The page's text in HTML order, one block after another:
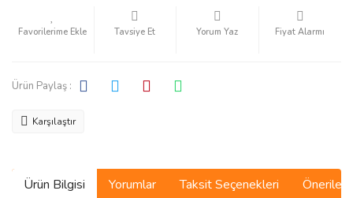
Tavsiye Et Yorum Yaz Fiyat Alarmı
Ürün Paylaş :
Karşılaştır
Ürün Bilgisi Yorumlar Taksit Seçenekleri